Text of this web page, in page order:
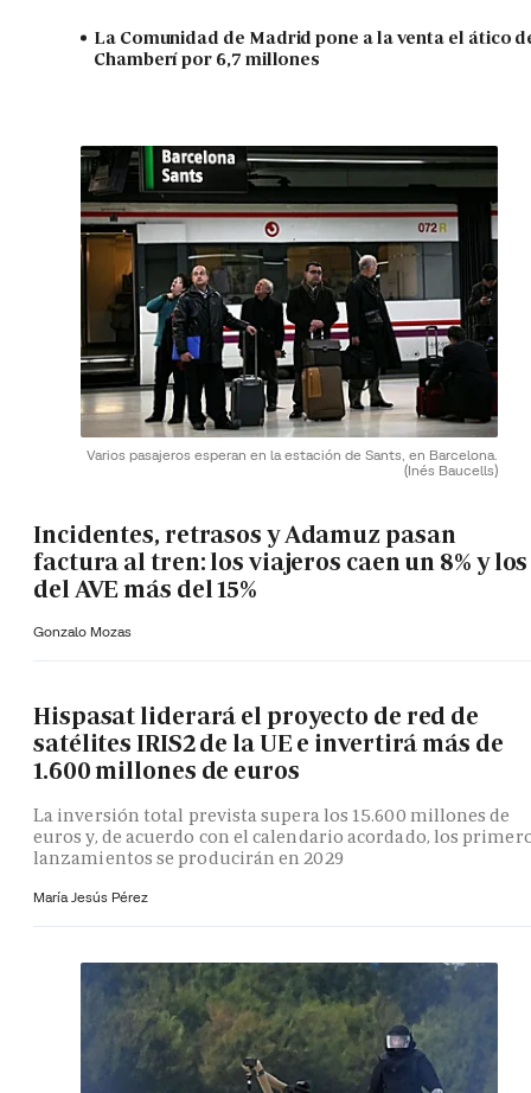
La Comunidad de Madrid pone a la venta el ático
Chamberí por 6,7 millones
Varios pasajeros esperan en la estación de Sants, en Barcelona.
(Inés Baucells)
Incidentes, retrasos y Adamuz pasan
factura al tren: los viajeros caen un 8% y los
del AVE más del 15%
Gonzalo Mozas
Hispasat liderará el proyecto de red de
satélites IRIS2 de la UE e invertirá más de
1.600 millones de euros
La inversión total prevista supera los 15.600 millones de
euros y, de acuerdo con el calendario acordado, los
lanzamientos se producirán en 2029
María Jesús Pérez